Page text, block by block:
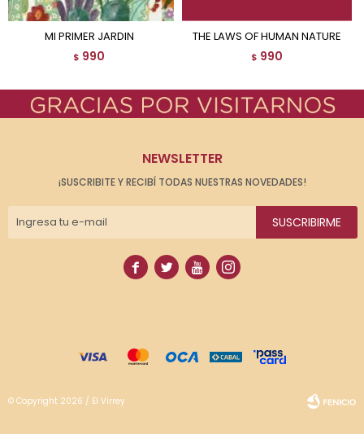
MI PRIMER JARDIN
$ 990
THE LAWS OF HUMAN NATURE
$ 990
NEWSLETTER
¡SUSCRIBITE Y RECIBÍ TODAS NUESTRAS NOVEDADES!
SUSCRIBIRME
   
© Copyright 2026 / El Virrey